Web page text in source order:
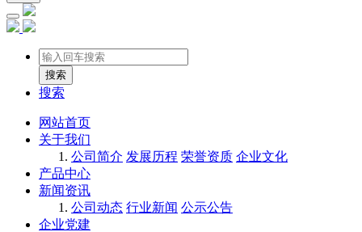
搜索
网站首页
关于我们
公司简介 发展历程 荣誉资质 企业文化
产品中心
新闻资讯
公司动态 行业新闻 公示公告
企业党建